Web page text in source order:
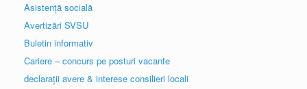
Asistență socială
Avertizări SVSU
Buletin informativ
Cariere – concurs pe posturi vacante
declarații avere & interese consilieri locali